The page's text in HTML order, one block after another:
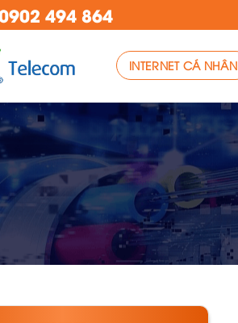
494 864
INTERNET CÁ NHÂN